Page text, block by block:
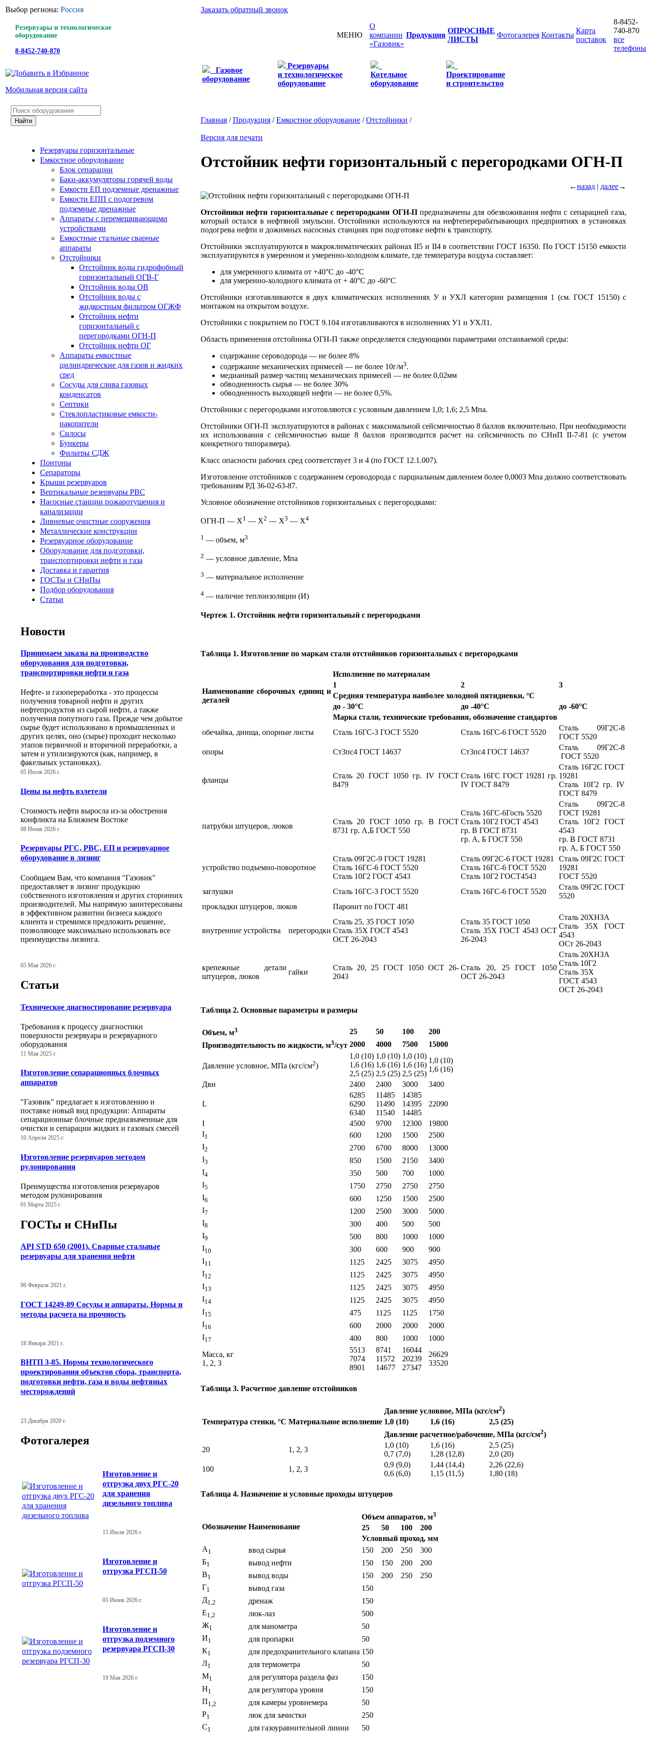
Выбор региона: Россия
Резервуары и технологическое
оборудование
8-8452-740-870
Мобильная версия сайта
Заказать обратный звонок
МЕНЮ
О
компании
«Газовик»
Продукция
ОПРОСНЫЕ
ЛИСТЫ
Фотогалерея Контакты
Карта
поставок
8-8452-
740-870
все
телефоны
Газовое
оборудование
Резервуары
и технологическое
оборудование
Котельное
оборудование
Проектирование
и строительство
Резервуары горизонтальные
Емкостное оборудование
Блок сепарации
Баки-аккумуляторы горячей воды
Емкости ЕП подземные дренажные
Емкости ЕПП с подогревом
подземные дренажные
Аппараты с перемешивающими
устройствами
Емкостные стальные сварные
аппараты
Отстойники
Отстойник воды гидрофобный
горизонтальный ОГВ-Г
Отстойник воды ОВ
Отстойник воды с
жидкостным фильтром ОГЖФ
Отстойник нефти
горизонтальный с
перегородками ОГН-П
Отстойник нефти ОГ
Аппараты емкостные
цилиндрические для газов и жидких
сред
Сосуды для слива газовых
конденсатов
Септики
Стеклопластиковые емкости-
накопители
Силосы
Бункеры
Фильтры СДЖ
Понтоны
Сепараторы
Крыши резервуаров
Вертикальные резервуары РВС
Насосные станции пожаротушения и
канализации
Ливневые очистные сооружения
Металлические конструкции
Резервуарное оборудование
Оборудование для подготовки,
транспортировки нефти и газа
Доставка и гарантия
ГОСТы и СНиПы
Подбор оборудования
Статьи
Новости
Принимаем заказы на производство
оборудования для подготовки,
транспортировки нефти и газа
Нефте- и газопереработка - это процессы
получения товарной нефти и других
нефтепродуктов из сырой нефти, а также
получения попутного газа. Прежде чем добытое
сырье будет использовано в промышленных и
других целях, оно (сырье) проходит несколько
этапов первичной и вторичной переработки, а
затем и утилизируются (как, например, в
факельных установках).
05 Июля 2026 г.
Цены на нефть взлетели
Стоимость нефти выросла из-за обострения
конфликта на Ближнем Востоке
08 Июня 2026 г.
Резервуары РГС, РВС, ЕП и резервуарное
оборудование в лизинг
Сообщаем Вам, что компания "Газовик"
предоставляет в лизинг продукцию
собственного изготовления и других сторонних
производителей. Мы напрямую заинтересованы
в эффективном развитии бизнеса каждого
клиента и стремимся предложить решение,
позволяющее максимально использовать все
преимущества лизинга.
05 Мая 2026 г.
Статьи
Техническое диагностирование резервуара
Требования к процессу диагностики
поверхности резервуара и резервуарного
оборудования
11 Мая 2025 г.
Изготовление сепарационных блочных
аппаратов
"Газовик" предлагает к изготовлению и
поставке новый вид продукции: Аппараты
сепарационные блочные предназначенные для
очистки и сепарации жидких и газовых смесей
10 Апреля 2025 г.
Изготовление резервуаров методом
рулонирования
Преимущества изготовления резервуаров
методом рулонирования
01 Марта 2025 г.
ГОСТы и СНиПы
API STD 650 (2001). Сварные стальные
резервуары для хранения нефти
06 Февраля 2021 г.
ГОСТ 14249-89 Сосуды и аппараты. Нормы и
методы расчета на прочность
18 Января 2021 г.
ВНТП 3-85. Нормы технологического
проектирования объектов сбора, транспорта,
подготовки нефти, газа и воды нефтяных
месторождений
23 Декабря 2020 г.
Фотогалерея
Изготовление и
отгрузка двух РГС-20
для хранения
дизельного топлива
15 Июля 2026 г.
Изготовление и
отгрузка РГСП-50
05 Июня 2026 г.
Изготовление и
отгрузка подземного
резервуара РГСП-30
19 Мая 2026 г.
Главная /Продукция /Емкостное оборудование /Отстойники /
Версия для печати
Отстойник нефти горизонтальный с перегородками ОГН-П
←назад | далее→
Отстойники нефти горизонтальные с перегородками ОГН-Ппредназначены для обезвоживания нефти с сепарацией газа,
который остался в нефтяной эмульсии. Отстойники используются на нефтеперерабатывающих предприятиях в установках
подогрева нефти и дожимных насосных станциях при подготовке нефти к транспорту.
Отстойники эксплуатируются в макроклиматических районах II5 и II4 в соответствии ГОСТ 16350. По ГОСТ 15150 емкости
эксплуатируются в умеренном и умеренно-холодном климате, где температура воздуха составляет:
для умеренного климата от +40°С до -40°С
для умеренно-холодного климата от + 40°С до -60°С
Отстойники изготавливаются в двух климатических исполнениях У и УХЛ категории размещения 1 (см. ГОСТ 15150) с
монтажом на открытом воздухе.
Отстойники с покрытием по ГОСТ 9.104 изготавливаются в исполнениях У1 и УХЛ1.
Область применения отстойника ОГН-П также определяется следующими параметрами отстаиваемой среды:
содержание сероводорода — не более 8%
содержание механических примесей — не более 10г/м3.
медианный размер частиц механических примесей — не более 0,02мм
обводненность сырья — не более 30%
обводненность выходящей нефти — не более 0,5%.
Отстойники с перегородками изготовляются с условным давлением 1,0; 1,6; 2,5 Мпа.
Отстойники ОГН-П эксплуатируются в районах с максимальной сейсмичностью 8 баллов включительно. При необходимости
их использования с сейсмичностью выше 8 баллов производится расчет на сейсмичность по СНиП II-7-81 (с учетом
конкретного типоразмера).
Класс опасности рабочих сред соответствует 3 и 4 (по ГОСТ 12.1.007).
Изготовление отстойников с содержанием сероводорода с парциальным давлением более 0,0003 Мпа должно соответствовать
требованиям РД 36-02-63-87.
Условное обозначение отстойников горизонтальных с перегородками:
ОГН-П — Х1 — Х2 — Х3 — Х4
1 — объем, м3
2 — условное давление, Мпа
3 — материальное исполнение
4 — наличие теплоизоляции (И)
Чертеж 1. Отстойник нефти горизонтальный с перегородками
Таблица 1. Изготовление по маркам стали отстойников горизонтальных с перегородками
Наименование сборочных единиц и
деталей
Исполнение по материалам
1
2
3
Средняя температура наиболее холодной пятидневки, °С
до - 30°С
до -40°С
до -60°С
Марка стали, технические требования, обозначение стандартов
обечайка, днища, опорные листы
Сталь 16ГС-3 ГОСТ 5520 Сталь 16ГС-6 ГОСТ 5520
Сталь 09Г2С-8
ГОСТ 5520
опоры
Ст3пс4 ГОСТ 14637 Ст3пс4 ГОСТ 14637
Сталь 09Г2С-8
ГОСТ 5520
фланцы
Сталь 20 ГОСТ 1050 гр. IV ГОСТ
8479
Сталь 16ГС ГОСТ 19281 гр.
IV ГОСТ 8479
Сталь 16Г2С ГОСТ
19281
Сталь 10Г2 гр. IV
ГОСТ 8479
патрубки штуцеров, люков
Сталь 20 ГОСТ 1050 гр. В ГОСТ
8731 гр. А,Б ГОСТ 550
Сталь 16ГС-6Гость 5520
Сталь 10Г2 ГОСТ 4543
гр. В ГОСТ 8731
гр. А, Б ГОСТ 550
Сталь 09Г2С-8
ГОСТ 19281
Сталь 10Г2 ГОСТ
4543
гр. В ГОСТ 8731
гр. А, Б ГОСТ 550
устройство подъемно-поворотное
Сталь 09Г2С-9 ГОСТ 19281
Сталь 16ГС-6 ГОСТ 5520
Сталь 10Г2 ГОСТ 4543
Сталь 09Г2С-6 ГОСТ 19281
Сталь 16ГС-6 ГОСТ 5520
Сталь 10Г2 ГОСТ4543
Сталь 09Г2С ГОСТ
19281
ГОСТ 5520
заглушки
Сталь 16ГС-3 ГОСТ 5520 Сталь 16ГС-6 ГОСТ 5520
Сталь 09Г2С ГОСТ
5520
прокладки штуцеров, люков
Паронит по ГОСТ 481
внутренние устройства перегородки
Сталь 25, 35 ГОСТ 1050
Сталь 35Х ГОСТ 4543
ОСТ 26-2043
Сталь 35 ГОСТ 1050
Сталь 35Х ГОСТ 4543 ОСТ
26-2043
Сталь 20ХНЗА
Сталь 35Х ГОСТ
4543
ОСт 26-2043
крепежные детали
штуцеров, люков
гайки
Сталь 20, 25 ГОСТ 1050 ОСТ 26-
2043
Сталь 20, 25 ГОСТ 1050
ОСТ 26-2043
Сталь 20ХНЗА
Сталь 10Г2
Сталь 35Х
ГОСТ 4543
ОСТ 26-2043
Таблица 2. Основные параметры и размеры
Объем, м3 25 50 100
200
Производительность по жидкости, м3/сут 2000 4000 7500 15000
Давление условное, МПа (кгс/см2)
1,0 (10)
1,6 (16)
2,5 (25)
1,0 (10)
1,6 (16)
2,5 (25)
1,0 (10)
1,6 (16)
2,5 (25)
1,0 (10)
1,6 (16)
Двн
2400 2400 3000 3400
L
6285
6290
6340
11485
11490
11540
14385
14395
14485
22090
I 4500 9700 12300
19800
I1 600 1200 1500
2500
I2 2700 6700 8000
13000
I3 850 1500 2150
3400
I4 350 500 700
1000
I5 1750 2750 2750
2750
I6 600 1250 1500
2500
I7 1200 2500 3000
5000
I8 300 400 500
500
I9 500 800 1000
1000
I10 300 600 900
900
I11 1125 2425 3075
4950
I12 1125 2425 3075
4950
I13 1125 2425 3075
4950
I14 1125 2425 3075
4950
I15 475 1125 1125
1750
I16 600 2000 2000
2000
I17 400 800 1000
1000
Масса, кг
1, 2, 3
5513
7074
8901
8741
11572
14677
16044
20239
27347
26629
33520
Таблица 3. Расчетное давление отстойников
Температура стенки, °С Материальное исполнение
Давление условное, МПа (кгс/см2)
1,0 (10)
1,6 (16)
2,5 (25)
Давление расчетное/рабочение, МПа (кгс/см2)
20
1, 2, 3
1,0 (10)
0,7 (7,0)
1,6 (16)
1,28 (12,8)
2,5 (25)
2,0 (20)
100
1, 2, 3
0,9 (9,0)
0,6 (6,0)
1,44 (14,4)
1,15 (11,5)
2,26 (22,6)
1,80 (18)
Таблица 4. Назначение и условные проходы штуцеров
Обозначение Наименование
Объем аппаратов, м3
25 50 100
200
Условный проход, мм
А 1 ввод сырья 150 200 250
300
Б1 вывод нефти 150 150 200
200
В1 вывод воды 150 200 250
250
Г1 вывод газа
150
Д1,2 дренаж
150
Е1,2 люк-лаз
500
Ж1 для манометра
50
И1 для пропарки
50
К1 для предохранительного клапана 150
Л1 для термометра
50
М1 для регулятора раздела фаз
150
Н1 для регулятора уровня
150
П1,2 для камеры уровнемера
50
Р1 люк для зачистки
250
С1 для газоуравнительной линии 50